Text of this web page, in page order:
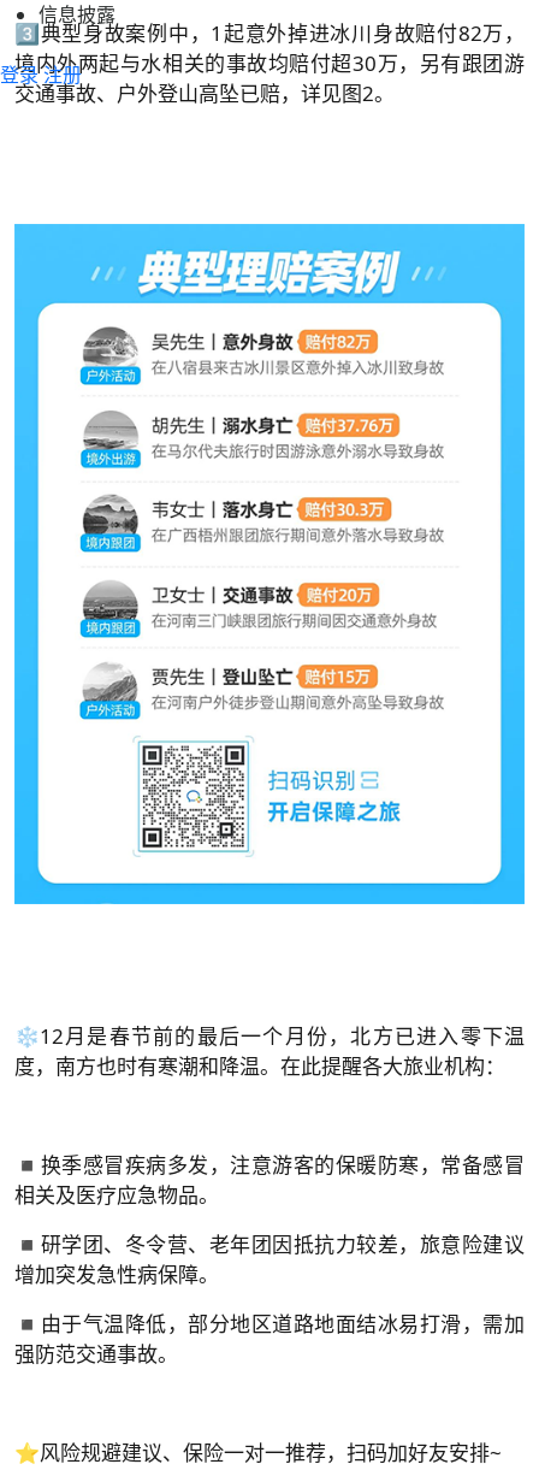
信息披露
登录注册
3️⃣典型身故案例中，1起意外掉进冰川身故赔付82万，
境内外两起与水相关的事故均赔付超30万，另有跟团游
交通事故、户外登山高坠已赔，详见图2。
❄12月是春节前的最后一个月份，北方已进入零下温
度，南方也时有寒潮和降温。在此提醒各大旅业机构：
◾换季感冒疾病多发，注意游客的保暖防寒，常备感冒
相关及医疗应急物品。
◾研学团、冬令营、老年团因抵抗力较差，旅意险建议
增加突发急性病保障。
◾由于气温降低，部分地区道路地面结冰易打滑，需加
强防范交通事故。
⭐风险规避建议、保险一对一推荐，扫码加好友安排~